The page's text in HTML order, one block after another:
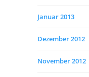
Januar 2013
Dezember 2012
November 2012